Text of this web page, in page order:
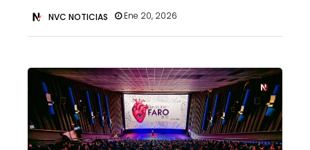
NVC NOTICIAS Ene 20, 2026